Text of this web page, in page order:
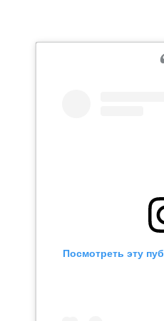
Посмотреть эту